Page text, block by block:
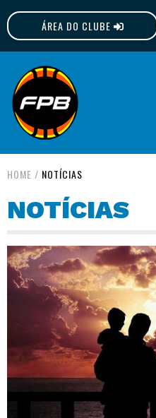
ÁREA DO CLUBE
FPB
HOME / NOTÍCIAS
NOTÍCIAS